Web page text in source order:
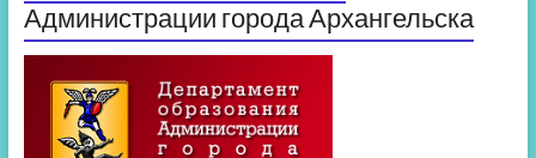
Администрации города Архангельска